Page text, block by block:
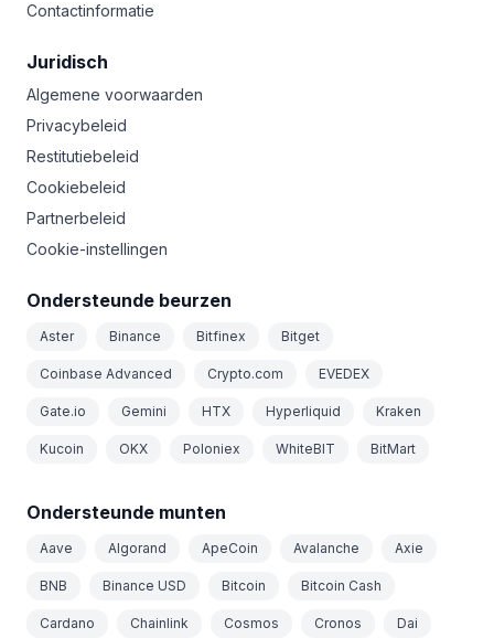
Contactinformatie
Juridisch
Algemene voorwaarden
Privacybeleid
Restitutiebeleid
Cookiebeleid
Partnerbeleid
Cookie-instellingen
Ondersteunde beurzen
Aster Binance Bitfinex Bitget
Coinbase Advanced Crypto.com EVEDEX
Gate.io Gemini HTX Hyperliquid Kraken
Kucoin OKX Poloniex WhiteBIT BitMart
Ondersteunde munten
Aave Algorand ApeCoin Avalanche Axie
BNB Binance USD Bitcoin Bitcoin Cash
Cardano Chainlink Cosmos Cronos Dai